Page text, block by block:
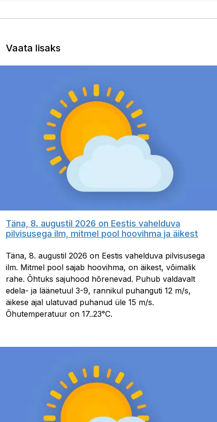
Vaata lisaks
Täna, 8. augustil 2026 on Eestis vahelduva
pilvisusega ilm, mitmel pool hoovihma ja äikest
Täna, 8. augustil 2026 on Eestis vahelduva pilvisusega
ilm. Mitmel pool sajab hoovihma, on äikest, võimalik
rahe. Õhtuks sajuhood hõrenevad. Puhub valdavalt
edela- ja läänetuul 3-9, rannikul puhanguti 12 m/s,
äikese ajal ulatuvad puhanud üle 15 m/s.
Õhutemperatuur on 17..23°C.